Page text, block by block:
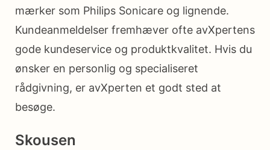
mærker som Philips Sonicare og lignende.
Kundeanmeldelser fremhæver ofte avXpertens
gode kundeservice og produktkvalitet. Hvis du
ønsker en personlig og specialiseret
rådgivning, er avXperten et godt sted at
besøge.
Skousen